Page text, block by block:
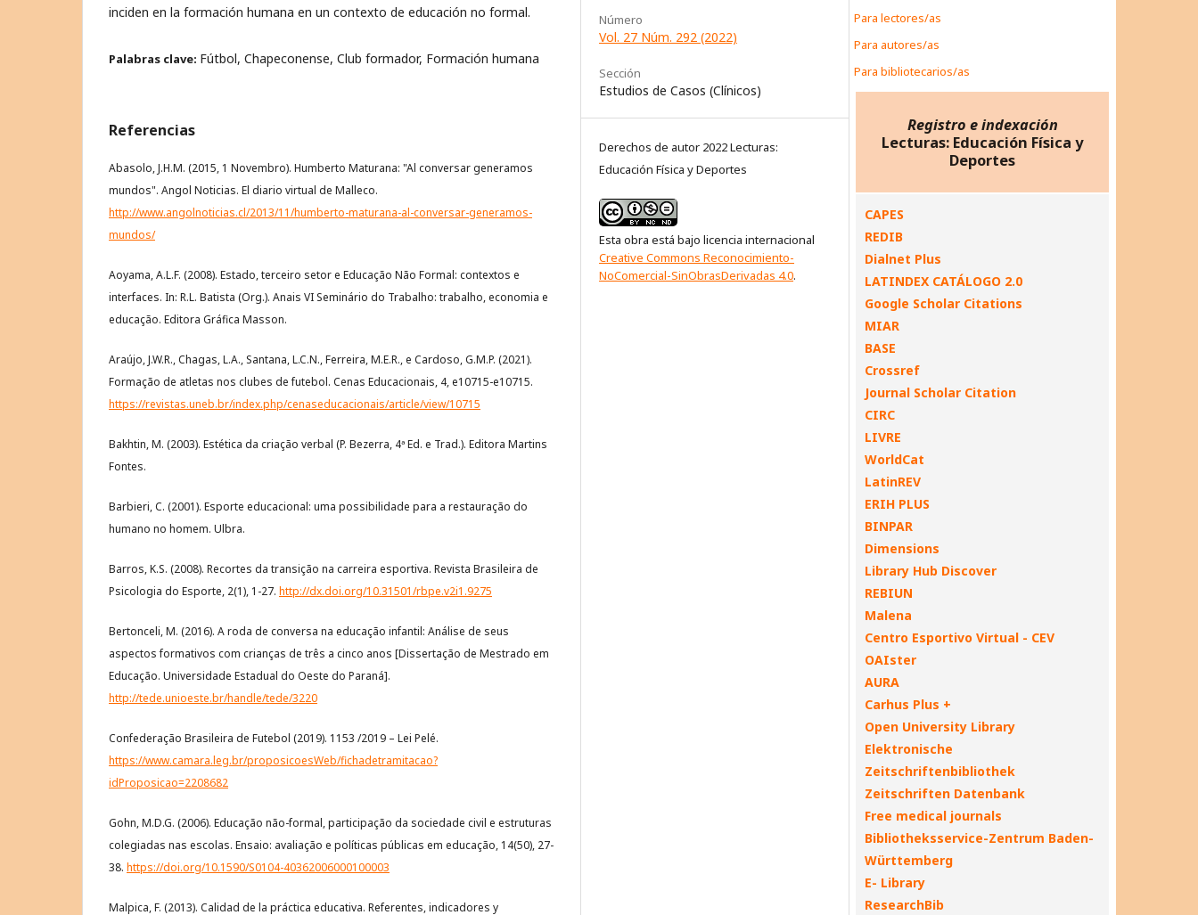
inciden en la formación humana en un contexto de educación no formal.
Palabras clave: Fútbol, Chapeconense, Club formador, Formación humana
Referencias
Abasolo, J.H.M. (2015, 1 Novembro). Humberto Maturana: "Al conversar generamos
mundos". Angol Noticias. El diario virtual de Malleco.
http://www.angolnoticias.cl/2013/11/humberto-maturana-al-conversar-generamos-
mundos/
Aoyama, A.L.F. (2008). Estado, terceiro setor e Educação Não Formal: contextos e
interfaces. In: R.L. Batista (Org.). Anais VI Seminário do Trabalho: trabalho, economia e
educação. Editora Gráfica Masson.
Araújo, J.W.R., Chagas, L.A., Santana, L.C.N., Ferreira, M.E.R., e Cardoso, G.M.P. (2021).
Formação de atletas nos clubes de futebol. Cenas Educacionais, 4, e10715-e10715.
https://revistas.uneb.br/index.php/cenaseducacionais/article/view/10715
Bakhtin, M. (2003). Estética da criação verbal (P. Bezerra, 4ª Ed. e Trad.). Editora Martins
Fontes.
Barbieri, C. (2001). Esporte educacional: uma possibilidade para a restauração do
humano no homem. Ulbra.
Barros, K.S. (2008). Recortes da transição na carreira esportiva. Revista Brasileira de
Psicologia do Esporte, 2(1), 1-27. http://dx.doi.org/10.31501/rbpe.v2i1.9275
Bertonceli, M. (2016). A roda de conversa na educação infantil: Análise de seus
aspectos formativos com crianças de três a cinco anos [Dissertação de Mestrado em
Educação. Universidade Estadual do Oeste do Paraná].
http://tede.unioeste.br/handle/tede/3220
Confederação Brasileira de Futebol (2019). 1153 /2019 – Lei Pelé.
https://www.camara.leg.br/proposicoesWeb/fichadetramitacao?
idProposicao=2208682
Gohn, M.D.G. (2006). Educação não-formal, participação da sociedade civil e estruturas
colegiadas nas escolas. Ensaio: avaliação e políticas públicas em educação, 14(50), 27-
38. https://doi.org/10.1590/S0104-40362006000100003
Malpica, F. (2013). Calidad de la práctica educativa. Referentes, indicadores y
Número
Vol. 27 Núm. 292 (2022)
Sección
Estudios de Casos (Clínicos)
Derechos de autor 2022 Lecturas:
Educación Física y Deportes
Esta obra está bajo licencia internacional
Creative Commons Reconocimiento-
NoComercial-SinObrasDerivadas 4.0.
Para lectores/as
Para autores/as
Para bibliotecarios/as
Registro e indexación
Lecturas: Educación Física y
Deportes
CAPES
REDIB
Dialnet Plus
LATINDEX CATÁLOGO 2.0
Google Scholar Citations
MIAR
BASE
Crossref
Journal Scholar Citation
CIRC
LIVRE
WorldCat
LatinREV
ERIH PLUS
BINPAR
Dimensions
Library Hub Discover
REBIUN
Malena
Centro Esportivo Virtual - CEV
OAIster
AURA
Carhus Plus +
Open University Library
Elektronische
Zeitschriftenbibliothek
Zeitschriften Datenbank
Free medical journals
Bibliotheksservice-Zentrum Baden-
Württemberg
E- Library
ResearchBib